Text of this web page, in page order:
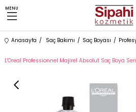
MENU
Anasayfa Saç Bakımı Saç Boyası
L'Oreal Professionnel Majirel Absolut Saç Boya